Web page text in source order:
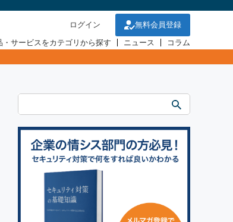
ログイン
無料会員登録
・サービスをカテゴリから探す
ニュース コラム